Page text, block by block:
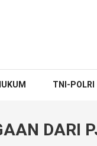
TNI-POLRI
DARI